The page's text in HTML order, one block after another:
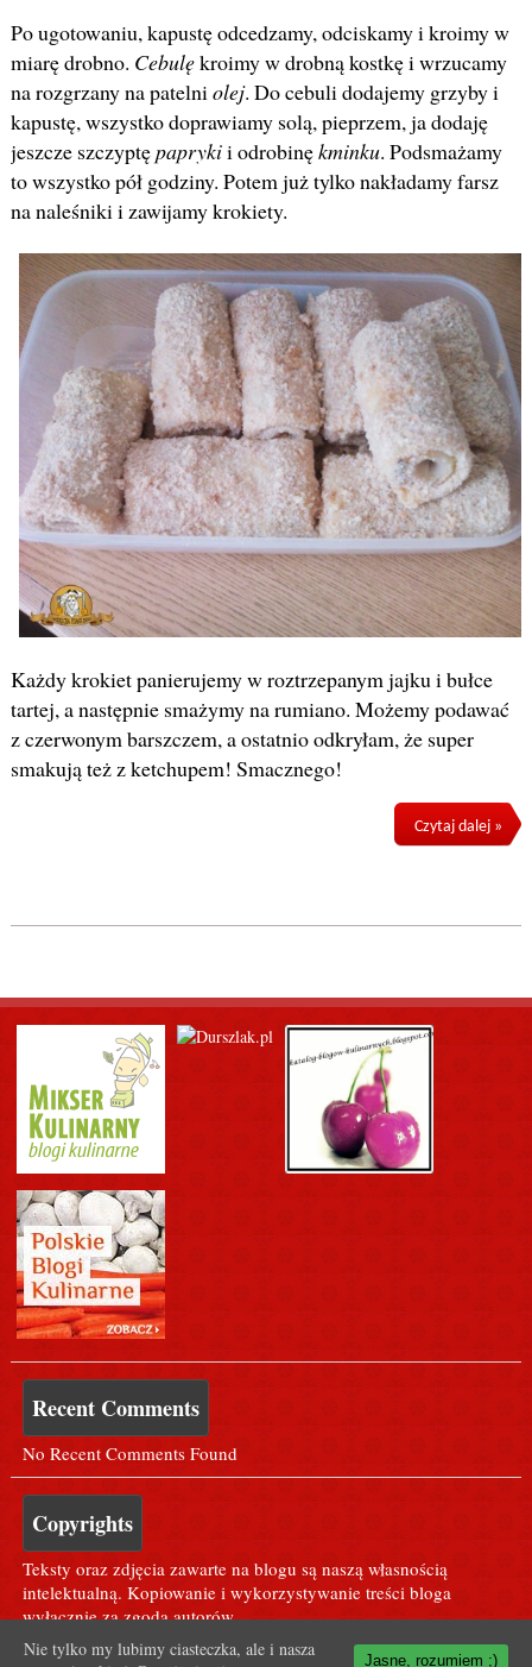
Po ugotowaniu, kapustę odcedzamy, odciskamy i kroimy w
miarę drobno. Cebulękroimy w drobną kostkę i wrzucamy
na rozgrzany na patelniolej. Do cebuli dodajemy grzyby i
kapustę, wszystko doprawiamy solą, pieprzem, ja dodaję
jeszcze szczyptępaprykii odrobinękminku. Podsmażamy
to wszystko pół godziny. Potem już tylko nakładamy farsz
na naleśniki i zawijamy krokiety.
Każdy krokiet panierujemy w roztrzepanym jajku i bułce
tartej, a następnie smażymy na rumiano. Możemy podawać
z czerwonym barszczem, a ostatnio odkryłam, że super
smakują też z ketchupem! Smacznego!
Czytaj dalej »
Recent Comments
No Recent Comments Found
Copyrights
Teksty oraz zdjęcia zawarte na blogu są naszą własnością
intelektualną. Kopiowanie i wykorzystywanie treści bloga
wyłącznie za zgodą autorów.
Nie tylko my lubimy ciasteczka, ale i nasza
Jasne, rozumiem ;)